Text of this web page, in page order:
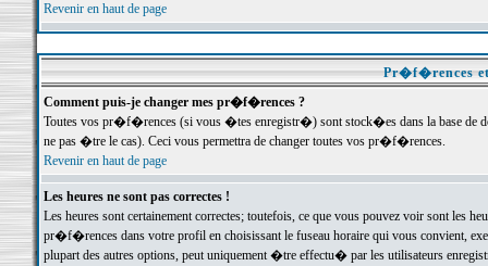
Revenir en haut de page
Pr�f�rences
Comment puis-je changer mes pr�f�rences ?
Toutes vos pr�f�rences (si vous �tes enregistr�) sont stock�es dans la base de
ne pas �tre le cas). Ceci vous permettra de changer toutes vos pr�f�rences.
Revenir en haut de page
Les heures ne sont pas correctes !
Les heures sont certainement correctes; toutefois, ce que vous pouvez voir sont
pr�f�rences dans votre profil en choisissant le fuseau horaire qui vous convient,
plupart des autres options, peut uniquement �tre effectu� par les utilisateurs